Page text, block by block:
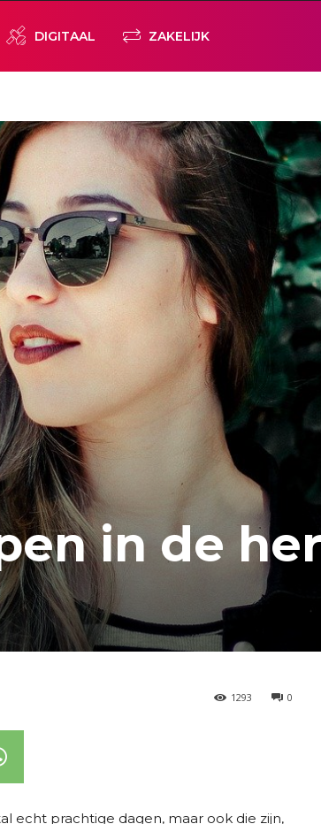
DIGITAAL ZAKELIJK
in de
0
1293
echt prachtige dagen, maar ook die zijn,